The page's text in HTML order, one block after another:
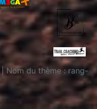
| Nom du thème : rang-